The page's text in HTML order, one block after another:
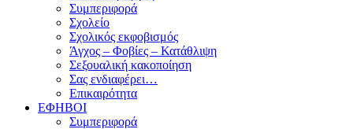
Συμπεριφορά
Σχολείο
Σχολικός εκφοβισμός
Άγχος – Φοβίες – Κατάθλιψη
Σεξουαλική κακοποίηση
Σας ενδιαφέρει…
Επικαιρότητα
ΕΦΗΒΟΙ
Συμπεριφορά